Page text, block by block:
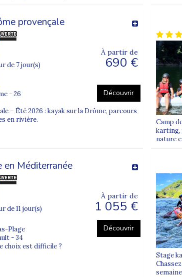
provençale
de 7 jour(s)
- 26
À partir de
690 €
Découvrir
– Été 2026 : kayak sur la Drôme, parcours
en rivière.
Camp
karting,
nature
en Méditerranée
de 11 jour(s)
Plage
- 34
À partir de
1 055 €
Découvrir
choix est difficile ?
Stage